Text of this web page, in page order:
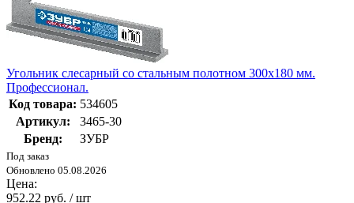
Угольник слесарный со стальным полотном 300x180 мм.
Профессионал.
Код товара: 534605
Артикул:
3465-30
Бренд:
ЗУБР
Под заказ
Обновлено 05.08.2026
Цена:
952.22 руб. / шт